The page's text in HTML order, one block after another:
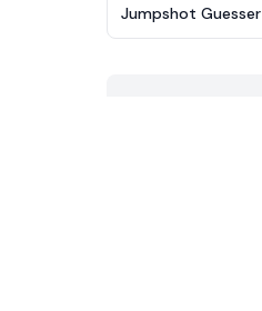
Jumpshot Guesser